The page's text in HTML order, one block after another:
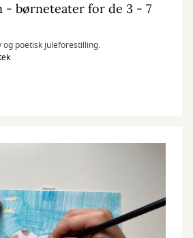
- børneteater for de 3 - 7
og poetisk juleforestilling.